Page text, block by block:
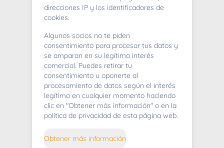
404
Whoops! Lo sentimos mucho.
direcciones IP y los identificadores de
cookies.
Algunos socios no te piden
consentimiento para procesar tus datos y
se amparan en su legítimo interés
comercial. Puedes retirar tu
consentimiento u oponerte al
procesamiento de datos según el interés
legítimo en cualquier momento haciendo
clic en "Obtener más información" o en la
política de privacidad de esta página web.
Obtener más información